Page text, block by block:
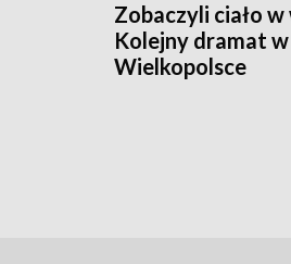
Zobaczyli ciało
Kolejny dramat w
Wielkopolsce